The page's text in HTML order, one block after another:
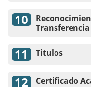
Titulos
Certificado